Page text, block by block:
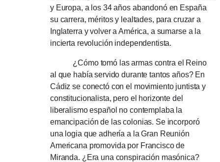
y Europa, a los 34 años abandonó en España
su carrera, méritos y lealtades, para cruzar a
Inglaterra y volver a América, a sumarse a la
incierta revolución independentista.
¿Cómo tomó las armas contra el Reino
al que había servido durante tantos años? En
Cádiz se conectó con el movimiento juntista y
constitucionalista, pero el horizonte del
liberalismo español no contemplaba la
emancipación de las colonias. Se incorporó
una logia que adhería a la Gran Reunión
Americana promovida por Francisco de
Miranda. ¿Era una conspiración masónica?